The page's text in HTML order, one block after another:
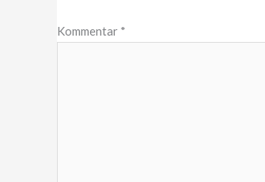
Kommentar *